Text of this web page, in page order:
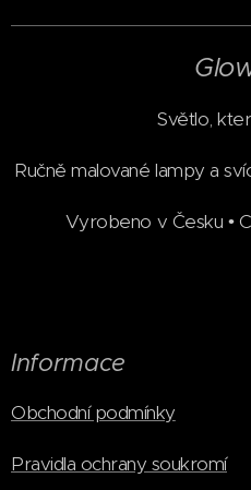
Světlo,
Ručně malované lampy a
Vyrobeno v Česku •
Informace
Obchodní podmínky
Pravidla ochrany soukromí